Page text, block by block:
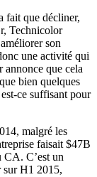
fait que décliner,
Technicolor
son
une activité qui
annonce que cela
bien quelques
ce suffisant pour
malgré les
faisait $47B
CA. C’est un
sur H1 2015,